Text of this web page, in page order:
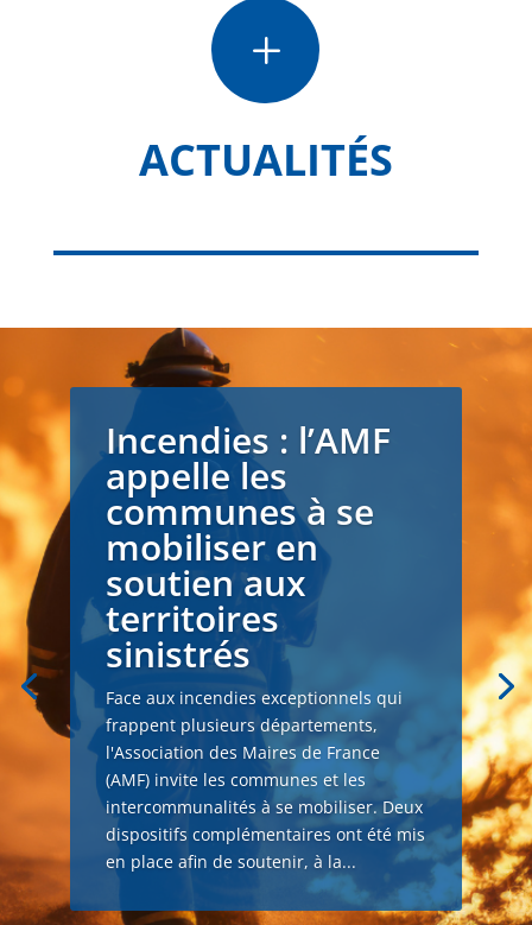
L
ACTUALITÉS
Incendies : l’AMF
appelle les
communes à se
mobiliser en
soutien aux
territoires
sinistrés
Face aux incendies exceptionnels qui
frappent plusieurs départements,
l'Association des Maires de France
(AMF) invite les communes et les
intercommunalités à se mobiliser. Deux
dispositifs complémentaires ont été mis
en place afin de soutenir, à la...